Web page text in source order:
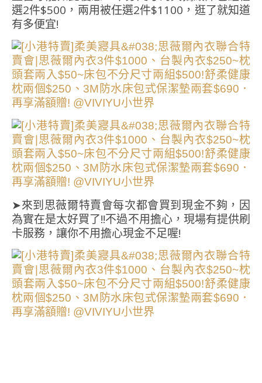
選2件$500，兩用被任選2件$1100，逛了就知道
有多便宜!
➤來到思薇爾特賣會每次都會買到現金不夠，因
為實在是太好買了!!不過不用擔心，現場有提供刷
卡服務，讓你不用擔心現金不足喔!